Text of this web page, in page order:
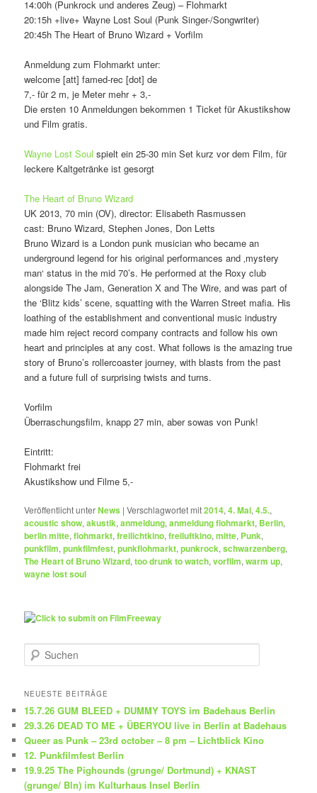
14:00h (Punkrock und anderes Zeug) – Flohmarkt
20:15h +live+ Wayne Lost Soul (Punk Singer-/Songwriter)
20:45h The Heart of Bruno Wizard + Vorfilm
Anmeldung zum Flohmarkt unter:
welcome [att] famed-rec [dot] de
7,- für 2 m, je Meter mehr + 3,-
Die ersten 10 Anmeldungen bekommen 1 Ticket für Akustikshow
und Film gratis.
Wayne Lost Soul spielt ein 25-30 min Set kurz vor dem Film, für
leckere Kaltgetränke ist gesorgt
The Heart of Bruno Wizard
UK 2013, 70 min (OV), director: Elisabeth Rasmussen
cast: Bruno Wizard, Stephen Jones, Don Letts
Bruno Wizard is a London punk musician who became an
underground legend for his original performances and ‚mystery
man‘ status in the mid 70’s. He performed at the Roxy club
alongside The Jam, Generation X and The Wire, and was part of
the ‘Blitz kids’ scene, squatting with the Warren Street mafia. His
loathing of the establishment and conventional music industry
made him reject record company contracts and follow his own
heart and principles at any cost. What follows is the amazing true
story of Bruno’s rollercoaster journey, with blasts from the past
and a future full of surprising twists and turns.
Vorfilm
Überraschungsfilm, knapp 27 min, aber sowas von Punk!
Eintritt:
Flohmarkt frei
Akustikshow und Filme 5,-
Veröffentlicht unterNews |Verschlagwortet mit2014,4. Mai,4.5.,
acoustic show,akustik,anmeldung,anmeldung flohmarkt, Berlin,
berlin mitte,flohmarkt,freilichtkino,freiluftkino,mitte, Punk,
punkfilm,punkfilmfest,punkflohmarkt,punkrock,schwarzenberg,
The Heart of Bruno Wizard,too drunk to watch,vorfilm,warm up,
wayne lost soul
u
h
n
NEUESTE BEITRÄGE
15.7.26 GUM BLEED + DUMMY TOYS im Badehaus Berlin
29.3.26 DEAD TO ME + ÜBERYOU live in Berlin at Badehaus
Queer as Punk – 23rd october – 8 pm – Lichtblick Kino
12. Punkfilmfest Berlin
19.9.25 The Pighounds (grunge/ Dortmund) + KNAST
(grunge/ Bln) im Kulturhaus Insel Berlin